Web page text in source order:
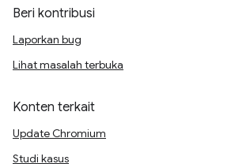
Beri kontribusi
Laporkan bug
Lihat masalah terbuka
Konten terkait
Update Chromium
Studi kasus